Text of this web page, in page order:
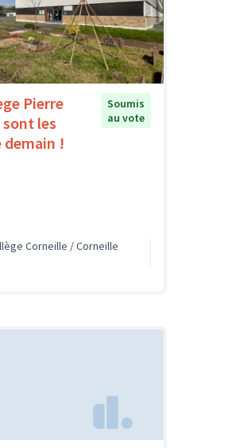
Pierre
les
!
Soumis
au vote
Corneille / Corneille